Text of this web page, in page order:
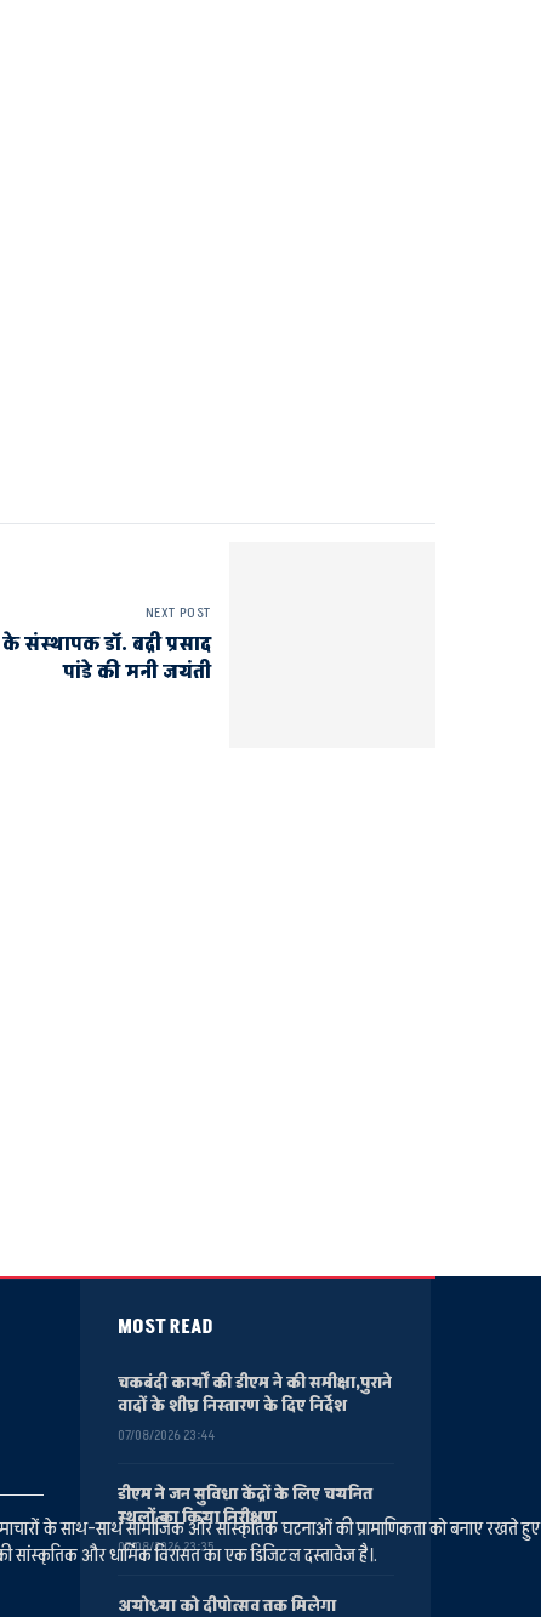
NEXT POST
डॉ. बद्री प्रसाद
पांडे की मनी जयंती
के साथ-साथ सामाजिक और सांस्कृतिक घटनाओं की प्रामाणिकता को बनाए रखते हुए
और धार्मिक विरासत का एक डिजिटल दस्तावेज है।.
MOST READ
चकबंदी कार्यों की डीएम ने की समीक्षा,पुराने
वादों के शीघ्र निस्तारण के दिए निर्देश
07/08/2026 23:44
डीएम ने जन सुविधा केंद्रों के लिए चयनित
स्थलों का किया निरीक्षण
07/08/2026 23:35
अयोध्या को दीपोत्सव तक मिलेगा